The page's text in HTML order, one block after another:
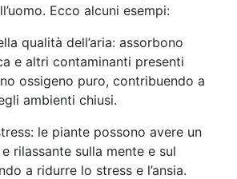
Ecco alcuni esempi:
qualità dell’aria: assorbono
e altri contaminanti presenti
ossigeno puro, contribuendo a
ambienti chiusi.
le piante possono avere un
rilassante sulla mente e sul
a ridurre lo stress e l’ansia.